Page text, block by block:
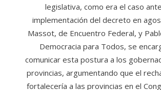
legislativa, como era el caso
implementación del decreto en
Massot, de Encuentro Federal, y
Democracia para Todos, se
comunicar esta postura a los
provincias, argumentando que el
fortalecería a las provincias en el